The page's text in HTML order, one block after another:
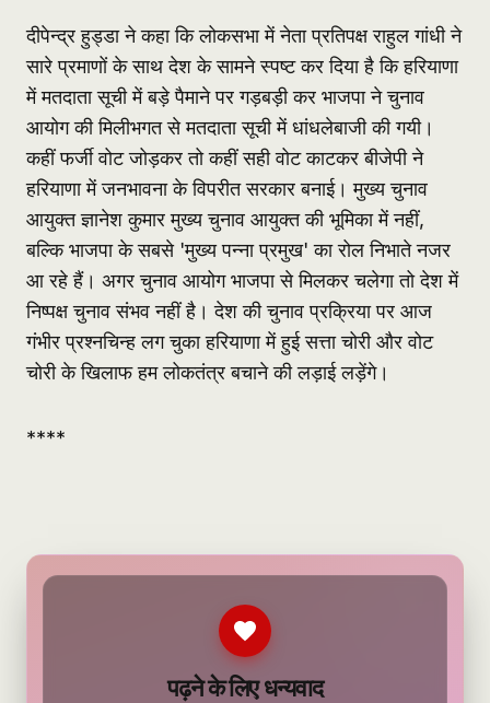
दीपेन्द्र हुड्डा ने कहा कि लोकसभा में नेता प्रतिपक्ष राहुल गांधी ने
सारे प्रमाणों के साथ देश के सामने स्पष्ट कर दिया है कि हरियाणा
में मतदाता सूची में बड़े पैमाने पर गड़बड़ी कर भाजपा ने चुनाव
आयोग की मिलीभगत से मतदाता सूची में धांधलेबाजी की गयी।
कहीं फर्जी वोट जोड़कर तो कहीं सही वोट काटकर बीजेपी ने
हरियाणा में जनभावना के विपरीत सरकार बनाई। मुख्य चुनाव
आयुक्त ज्ञानेश कुमार मुख्य चुनाव आयुक्त की भूमिका में नहीं,
बल्कि भाजपा के सबसे 'मुख्य पन्ना प्रमुख' का रोल निभाते नजर
आ रहे हैं। अगर चुनाव आयोग भाजपा से मिलकर चलेगा तो देश में
निष्पक्ष चुनाव संभव नहीं है। देश की चुनाव प्रक्रिया पर आज
गंभीर प्रश्नचिन्ह लग चुका हरियाणा में हुई सत्ता चोरी और वोट
चोरी के खिलाफ हम लोकतंत्र बचाने की लड़ाई लड़ेंगे।
****
पढ़ने के लिए धन्यवाद